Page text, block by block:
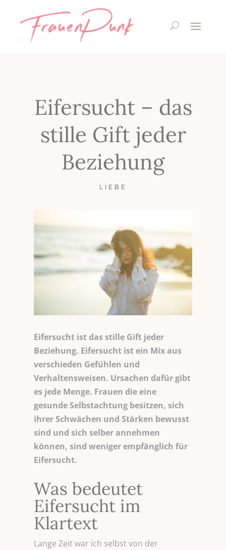
Eifersucht – das
stille Gift jeder
Beziehung
LIEBE
Eifersucht ist das stille Gift jeder
Beziehung. Eifersucht ist ein Mix aus
verschieden Gefühlen und
Verhaltensweisen. Ursachen dafür gibt
es jede Menge. Frauen die eine
gesunde Selbstachtung besitzen, sich
ihrer Schwächen und Stärken bewusst
sind und sich selber annehmen
können, sind weniger empfänglich für
Eifersucht.
Was bedeutet
Eifersucht im
Klartext
Lange Zeit war ich selbst von der